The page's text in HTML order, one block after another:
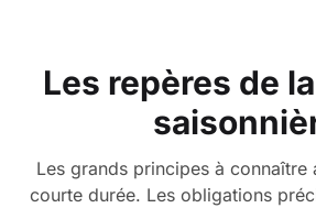
Les repères de
Les grands principes à connaître
courte durée. Les obligations